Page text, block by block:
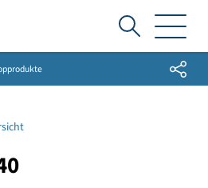
Ich
suche...Share